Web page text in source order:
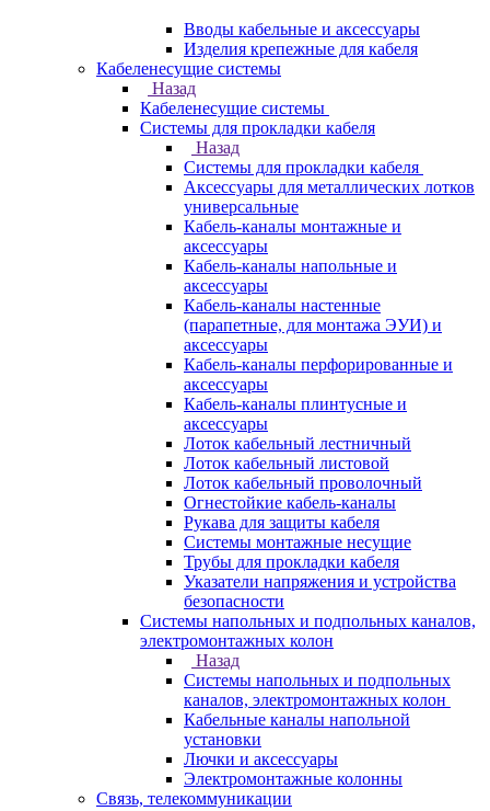
Вводы кабельные и аксессуары
Изделия крепежные для кабеля
Кабеленесущие системы
Назад
Кабеленесущие системы
Системы для прокладки кабеля
Назад
Системы для прокладки кабеля
Аксессуары для металлических лотков
универсальные
Кабель-каналы монтажные и
аксессуары
Кабель-каналы напольные и
аксессуары
Кабель-каналы настенные
(парапетные, для монтажа ЭУИ) и
аксессуары
Кабель-каналы перфорированные и
аксессуары
Кабель-каналы плинтусные и
аксессуары
Лоток кабельный лестничный
Лоток кабельный листовой
Лоток кабельный проволочный
Огнестойкие кабель-каналы
Рукава для защиты кабеля
Системы монтажные несущие
Трубы для прокладки кабеля
Указатели напряжения и устройства
безопасности
Системы напольных и подпольных каналов,
электромонтажных колон
Назад
Системы напольных и подпольных
каналов, электромонтажных колон
Кабельные каналы напольной
установки
Лючки и аксессуары
Электромонтажные колонны
Связь, телекоммуникации